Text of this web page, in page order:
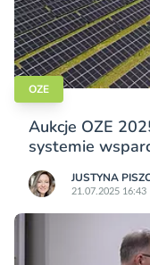
OZE
Aukcje OZE
systemie
JUSTYNA
21.07.2025 16:43